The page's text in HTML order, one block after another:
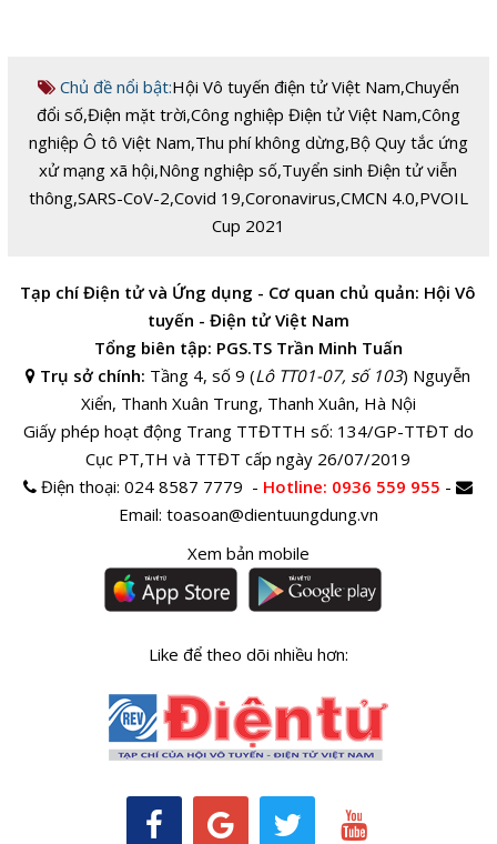
Chủ đề nổi bật:Hội Vô tuyến điện tử Việt Nam,Chuyển
đổi số,Điện mặt trời,Công nghiệp Điện tử Việt Nam,Công
nghiệp Ô tô Việt Nam,Thu phí không dừng,Bộ Quy tắc ứng
xử mạng xã hội,Nông nghiệp số,Tuyển sinh Điện tử viễn
thông,SARS-CoV-2,Covid 19,Coronavirus,CMCN 4.0,PVOIL
Cup 2021
Tạp chí Điện tử và Ứng dụng - Cơ quan chủ quản: Hội Vô
tuyến - Điện tử Việt Nam
Tổng biên tập: PGS.TS Trần Minh Tuấn
Trụ sở chính: Tầng 4, số 9 (Lô TT01-07, số 103) Nguyễn
Xiển, Thanh Xuân Trung, Thanh Xuân, Hà Nội
Giấy phép hoạt động Trang TTĐTTH số: 134/GP-TTĐT do
Cục PT,TH và TTĐT cấp ngày 26/07/2019
Điện thoại:024 8587 7779 - Hotline: 0936 559 955 -
Email: toasoan@dientuungdung.vn
Xem bản mobile
Like để theo dõi nhiều hơn: